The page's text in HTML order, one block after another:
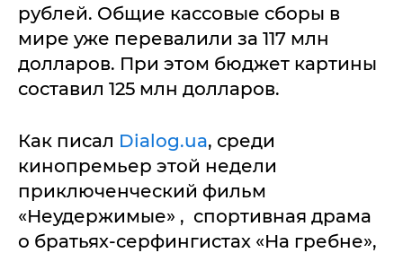
рублей. Общие кассовые сборы в
мире уже перевалили за 117 млн
долларов. При этом бюджет картины
составил 125 млн долларов.
Как писал Dialog.ua, среди
кинопремьер этой недели
приключенческий фильм
«Неудержимые» , спортивная драма
о братьях-серфингистах «На гребне»,